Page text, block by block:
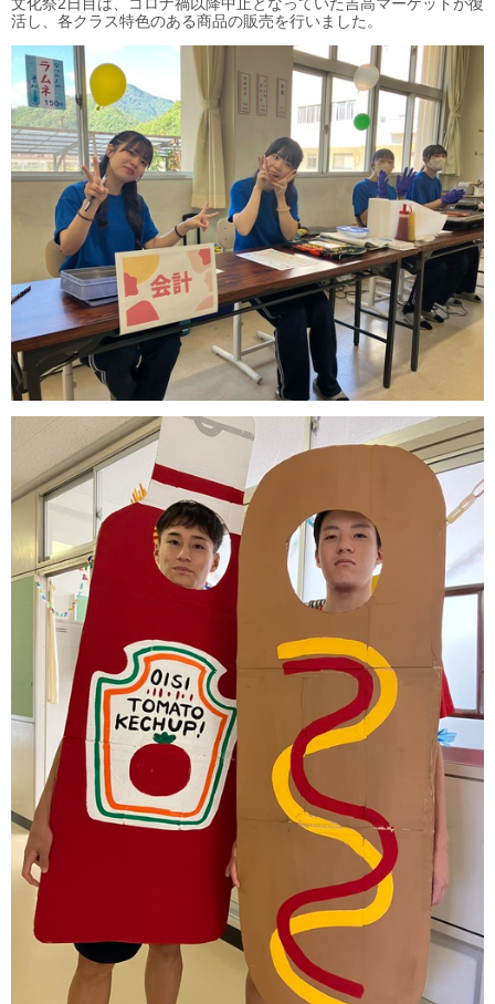
文化祭2日目は、コロナ禍以降中止となっていた吉高マーケットが復
活し、各クラス特色のある商品の販売を行いました。